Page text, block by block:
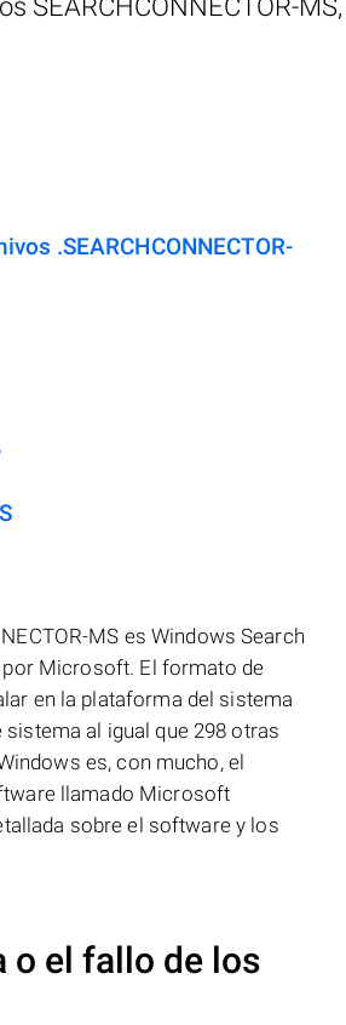
.SEARCHCONNECTOR-
MS es Windows Search
Microsoft. El formato de
en la plataforma del sistema
sistema al igual que 298 otras
es, con mucho, el
llamado Microsoft
sobre el software y los
o el fallo de los